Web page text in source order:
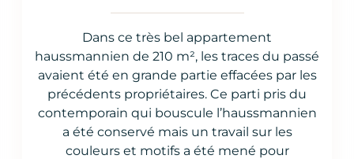
Dans ce très bel appartement
haussmannien de 210 m², les traces du passé
avaient été en grande partie effacées par les
précédents propriétaires. Ce parti pris du
contemporain qui bouscule l’haussmannien
a été conservé mais un travail sur les
couleurs et motifs a été mené pour
DURÉE
12 semaines
SURFACE
210 m²